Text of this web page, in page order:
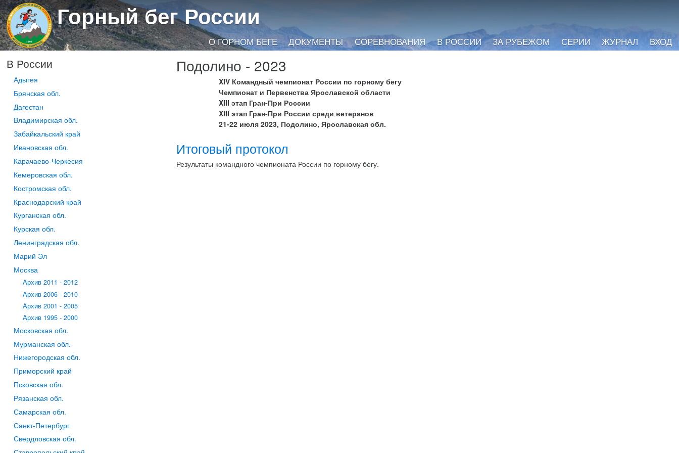
Горный бег России
О ГОРНОМ БЕГЕ ДОКУМЕНТЫ СОРЕВНОВАНИЯ В РОССИИ ЗА РУБЕЖОМ СЕРИИ ЖУРНАЛ ВХОД
В России
Адыгея
Брянская обл.
Дагестан
Владимирская обл.
Забайкальский край
Ивановская обл.
Карачаево-Черкесия
Кемеровская обл.
Костромская обл.
Краснодарский край
Курганcкая обл.
Курская обл.
Ленинградская обл.
Марий Эл
Москва
Архив 2011 - 2012
Архив 2006 - 2010
Архив 2001 - 2005
Архив 1995 - 2000
Московская обл.
Мурманская обл.
Нижегородская обл.
Приморский край
Псковская обл.
Рязанская обл.
Самарская обл.
Санкт-Петербург
Свердловская обл.
Подолино - 2023
XIV Командный чемпионат России по горному бегу
Чемпионат и Первенства Ярославской области
XIII этап Гран-При России
XIII этап Гран-При России среди ветеранов
21-22 июля 2023, Подолино, Ярославская обл.
Итоговый протокол
Результаты командного чемпионата России по горному бегу.